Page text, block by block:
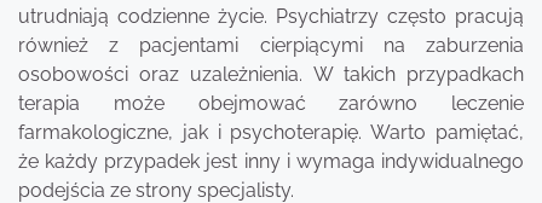
utrudniają codzienne życie. Psychiatrzy często pracują
również z pacjentami cierpiącymi na zaburzenia
osobowości oraz uzależnienia. W takich przypadkach
terapia może obejmować zarówno leczenie
farmakologiczne, jak i psychoterapię. Warto pamiętać,
że każdy przypadek jest inny i wymaga indywidualnego
podejścia ze strony specjalisty.